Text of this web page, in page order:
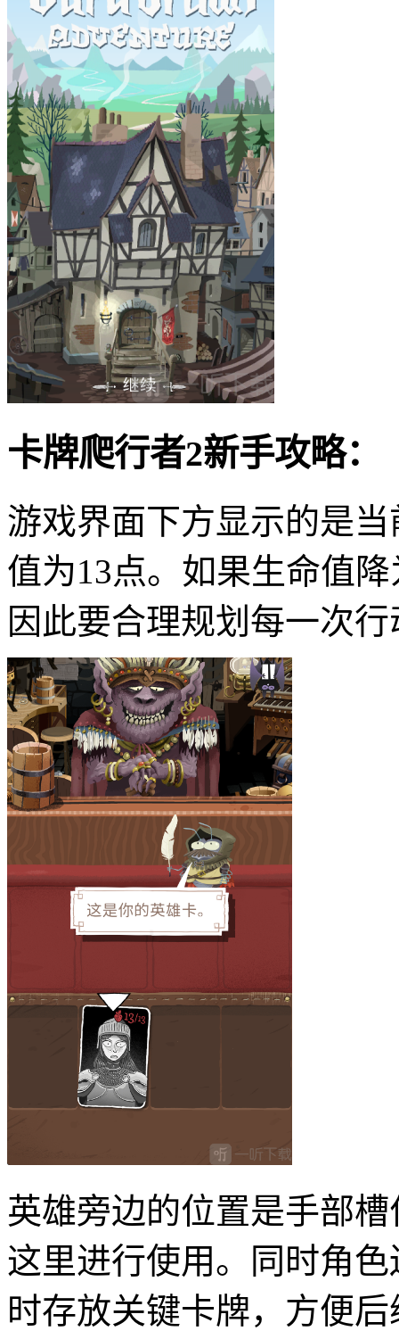
卡牌爬行者2新手攻略：
游戏界面下方显示的是
值为13点。如果生命值
因此要合理规划每一次行
英雄旁边的位置是手部
这里进行使用。同时角
时存放关键卡牌，方便